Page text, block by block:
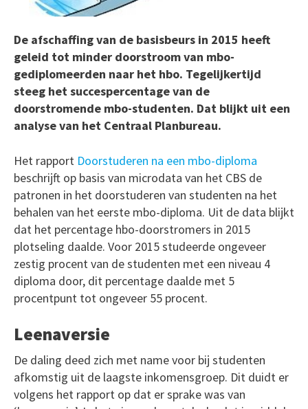
De afschaffing van de basisbeurs in 2015 heeft
geleid tot minder doorstroom van mbo-
gediplomeerden naar het hbo. Tegelijkertijd
steeg het succespercentage van de
doorstromende mbo-studenten. Dat blijkt uit een
analyse van het Centraal Planbureau.
Het rapport Doorstuderen na een mbo-diploma
beschrijft op basis van microdata van het CBS de
patronen in het doorstuderen van studenten na het
behalen van het eerste mbo-diploma. Uit de data blijkt
dat het percentage hbo-doorstromers in 2015
plotseling daalde. Voor 2015 studeerde ongeveer
zestig procent van de studenten met een niveau 4
diploma door, dit percentage daalde met 5
procentpunt tot ongeveer 55 procent.
Leenaversie
De daling deed zich met name voor bij studenten
afkomstig uit de laagste inkomensgroep. Dit duidt er
volgens het rapport op dat er sprake was van